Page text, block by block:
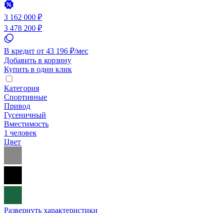
3 162 000 ₽
3 478 200 ₽
В кредит от 43 196 ₽/мес
Добавить в корзину
Купить в один клик
Категория
Спортивные
Привод
Гусеничный
Вместимость
1 человек
Цвет
Развернуть характеристики